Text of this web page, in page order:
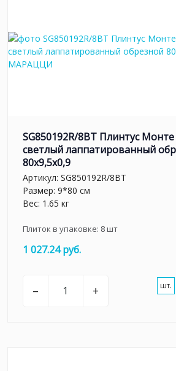
SG850192R/8BT Плинтус
светлый лаппатированный
80x9,5x0,9
Артикул: SG850192R/8BT
Размер: 9*80 см
Вес: 1.65 кг
Плиток в упаковке: 8шт
1 027.24 руб.
– + шт.